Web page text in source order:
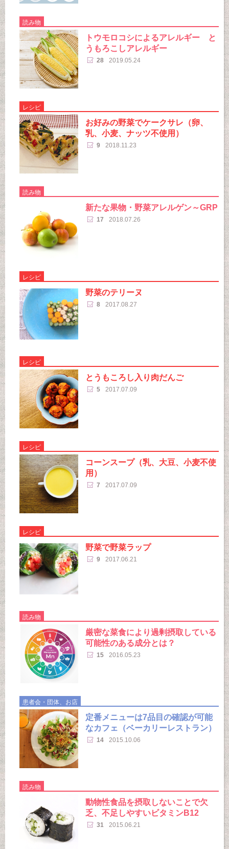
読み物
トウモロコシによるアレルギー と
うもろこしアレルギー
28 2019.05.24
レシピ
お好みの野菜でケークサレ（卵、
乳、小麦、ナッツ不使用）
9 2018.11.23
読み物
新たな果物・野菜アレルゲン～GRP
17 2018.07.26
レシピ
野菜のテリーヌ
8 2017.08.27
レシピ
とうもころし入り肉だんご
5 2017.07.09
レシピ
コーンスープ（乳、大豆、小麦不使
用）
7 2017.07.09
レシピ
野菜で野菜ラップ
9 2017.06.21
読み物
厳密な菜食により過剰摂取している
可能性のある成分とは？
15 2016.05.23
患者会・団体、お店
定番メニューは7品目の確認が可能
なカフェ（ベーカリーレストラン）
14 2015.10.06
読み物
動物性食品を摂取しないことで欠
乏、不足しやすいビタミンB12
31 2015.06.21